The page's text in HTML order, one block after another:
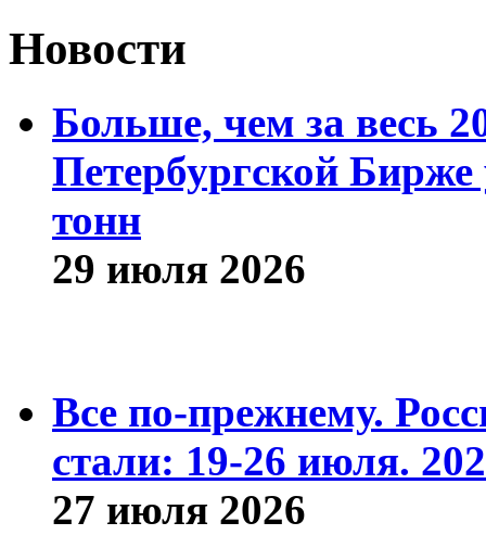
Новости
Больше, чем за весь
Петербургской
тонн
29 июля 2026
Все по-прежнему.
стали: 19-26 июля.
27 июля 2026